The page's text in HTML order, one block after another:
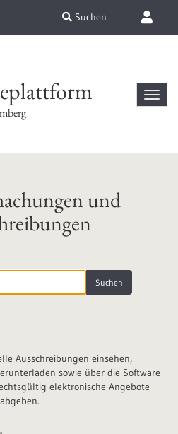
Suchen
und
Ausschreibungen einsehen,
sowie über die Software
elektronische Angebote
abgeben.